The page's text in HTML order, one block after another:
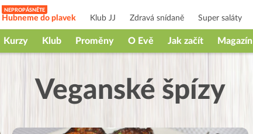
Hubneme do plavek Klub JJ Zdravá snídaně Super saláty
Kurzy Klub Proměny O Evě Jak začít Magazín
Veganské špízy